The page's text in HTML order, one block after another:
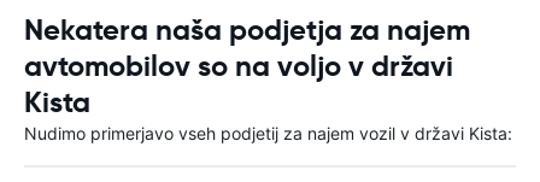
Nekatera naša podjetja za najem
avtomobilov so na voljo v državi
Kista
Nudimo primerjavo vseh podjetij za najem vozil v državi Kista: